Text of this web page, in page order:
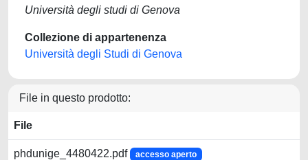
Università degli studi di Genova
Collezione di appartenenza
Università degli Studi di Genova
File in questo prodotto:
File
phdunige_4480422.pdf accesso aperto